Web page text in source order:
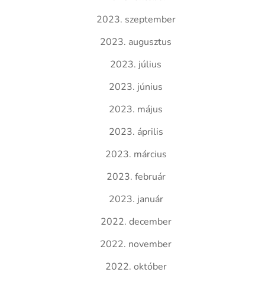
2023. szeptember
2023. augusztus
2023. július
2023. június
2023. május
2023. április
2023. március
2023. február
2023. január
2022. december
2022. november
2022. október